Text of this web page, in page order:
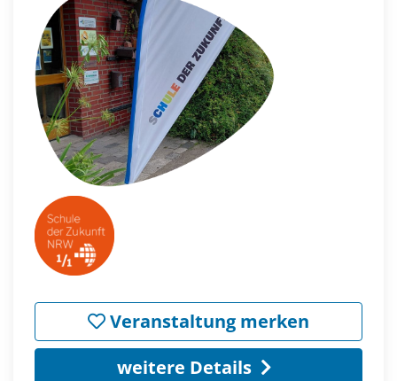
Veranstaltung merken
weitere Details